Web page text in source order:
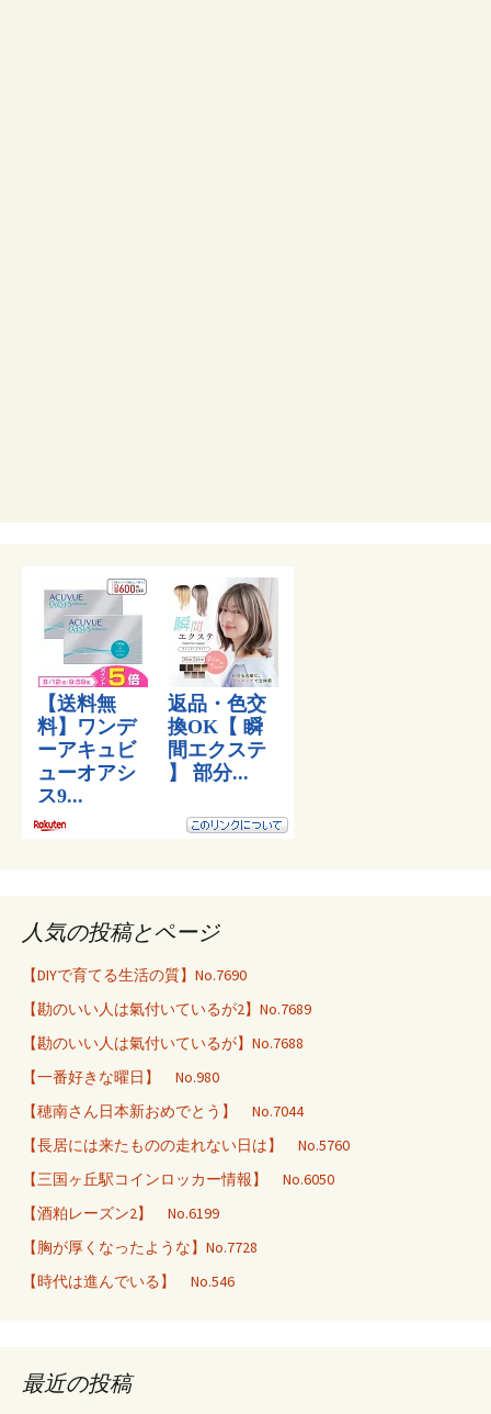
人気の投稿とページ
【DIYで育てる生活の質】No.7690
【勘のいい人は氣付いているが2】No.7689
【勘のいい人は氣付いているが】No.7688
【一番好きな曜日】 No.980
【穂南さん日本新おめでとう】 No.7044
【長居には来たものの走れない日は】 No.5760
【三国ヶ丘駅コインロッカー情報】 No.6050
【酒粕レーズン2】 No.6199
【胸が厚くなったような】No.7728
【時代は進んでいる】 No.546
最近の投稿